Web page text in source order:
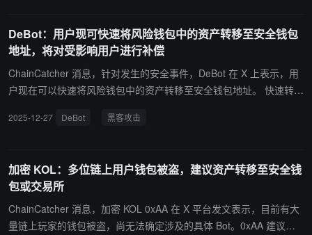
DeBot：用户现可快速将风险钱包中的资产转移至安全钱包
地址，将对受影响用户进行补偿
ChainCatcher 消息，针对发生的安全事件，DeBot 在 X 上表示，用
户现在可以快速将风险钱包中的资产转移至安全钱包地址。 快速转移
入官方提供的安全钱包地址。 对于已受影响的用户，DeBot 表示将
2025-12-27 DeBot 黑客攻击
加密 KOL：多位链上用户钱包被盗，建议资产转移至安全钱
包或交易所
ChainCatcher 消息，加密 KOL 0xAA 在 X 平台发文表示，目前有大
量链上玩家的钱包被盗，尚无法确定涉及的具体 Bot。0xAA 建议用